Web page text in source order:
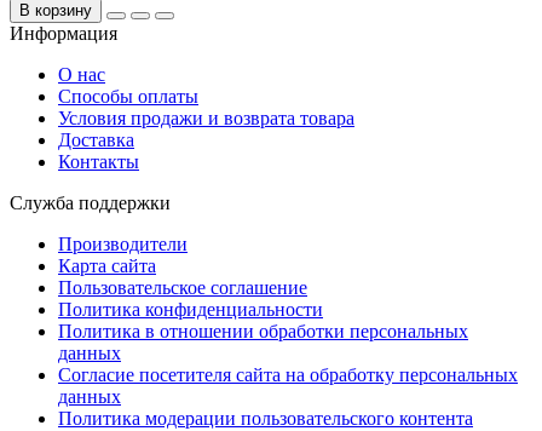
В корзину
Информация
О нас
Способы оплаты
Условия продажи и возврата товара
Доставка
Контакты
Служба поддержки
Производители
Карта сайта
Пользовательское соглашение
Политика конфиденциальности
Политика в отношении обработки персональных
данных
Согласие посетителя сайта на обработку персональных
данных
Политика модерации пользовательского контента